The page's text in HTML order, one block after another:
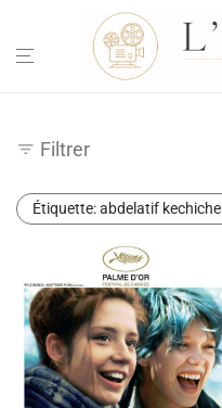
Filtrer
Étiquette:abdelatif kechiche